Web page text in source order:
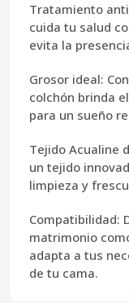
Tratamiento
cuida tu salud
evita la
Grosor ideal:
colchón brinda
para un sueño
Tejido Acualine
un tejido
limpieza y
Compatibilidad:
matrimonio
adapta a tus
de tu cama.